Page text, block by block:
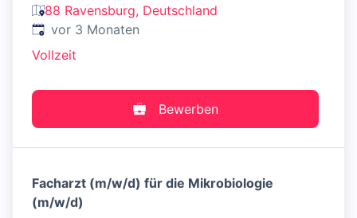
88 Ravensburg, Deutschland
Veröffentlicht:
vor 3 Monaten
Vollzeit
Bewerben
Facharzt (m/w/d) für die Mikrobiologie
(m/w/d)